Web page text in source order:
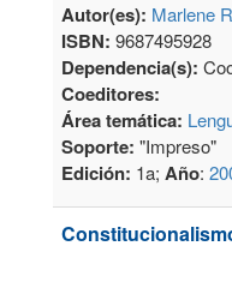
Autor(es): Marlene
ISBN:9687495928
Dependencia(s):
Coeditores:
Área temática:
Soporte: "Impreso"
Edición: 1a;Año: